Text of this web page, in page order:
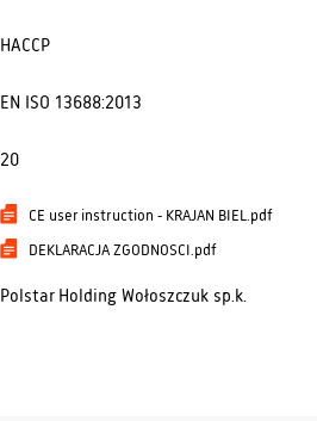
HACCP
EN ISO 13688:2013
20
CE user instruction - KRAJAN BIEL.pdf
DEKLARACJA ZGODNOSCI.pdf
Polstar Holding Wołoszczuk sp.k.